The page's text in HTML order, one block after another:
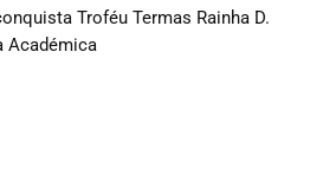
Troféu Termas Rainha D.
Académica